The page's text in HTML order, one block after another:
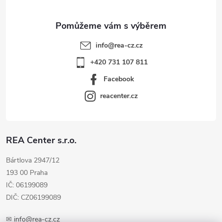
REA Center s.r.o.
Bártlova 2947/12
193 00 Praha
IČ: 06199089
DIČ: CZ06199089
✉ info@rea-cz.cz
info@rea-cz.cz
+420 731 107 811
Facebook
reacenter.cz